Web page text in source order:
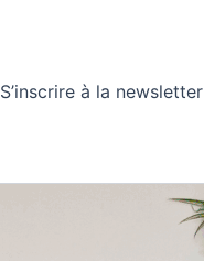
S’inscrire à la newsletter